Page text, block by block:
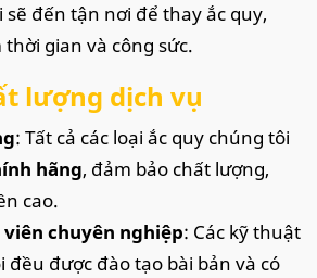
đến tận nơi để thay ắc quy,
gian và công sức.
lượng dịch vụ
: Tất cả các loại ắc quy chúng tôi
hãng, đảm bảo chất lượng,
cao.
chuyên nghiệp: Các kỹ thuật
đều được đào tạo bài bản và có